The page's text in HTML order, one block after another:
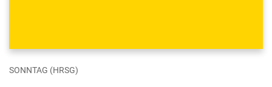
SONNTAG (HRSG)